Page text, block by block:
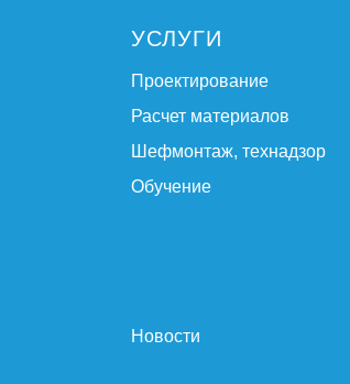
УСЛУГИ
Проектирование
Расчет материалов
Шефмонтаж, технадзор
Обучение
Новости